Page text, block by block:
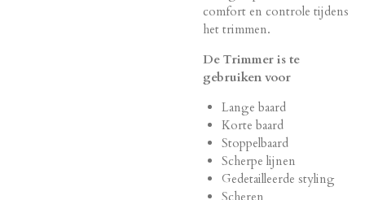
comfort en controle tijdens
het trimmen.
De Trimmer is te
gebruiken voor
Lange baard
Korte baard
Stoppelbaard
Scherpe lijnen
Gedetailleerde styling
Scheren